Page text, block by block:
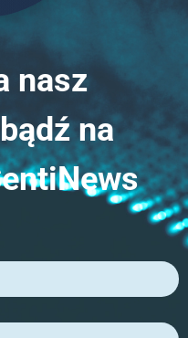
nasz
na